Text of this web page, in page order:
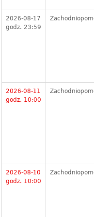
2026-08-17
godz. 23:59
2026-08-11
godz. 10:00
2026-08-10
godz. 10:00